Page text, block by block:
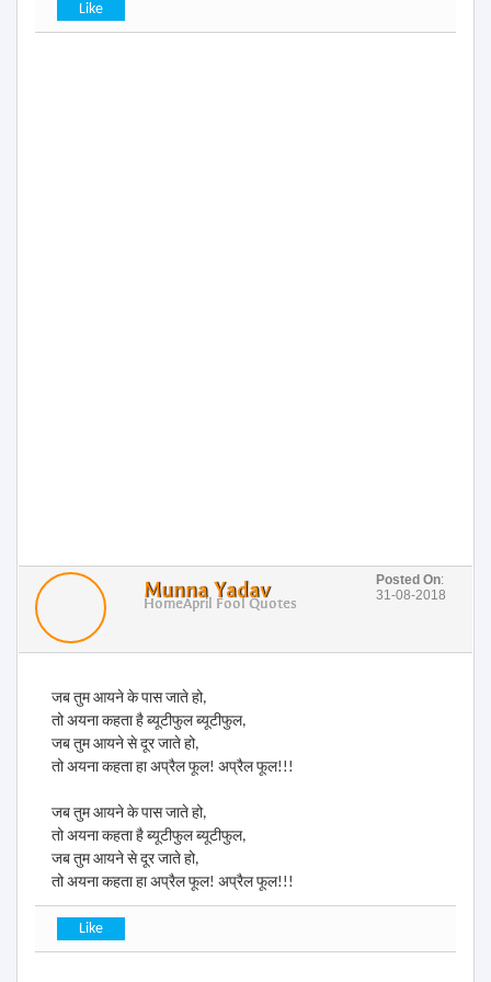
Munna Yadav
HomeApril Fool Quotes
Posted On:
31-08-2018
जब तुम आयने के पास जाते हो,
तो अयना कहता है ब्यूटीफुल ब्यूटीफुल,
जब तुम आयने से दूर जाते हो,
तो अयना कहता हा अप्रैल फूल! अप्रैल फूल!!!
जब तुम आयने के पास जाते हो,
तो अयना कहता है ब्यूटीफुल ब्यूटीफुल,
जब तुम आयने से दूर जाते हो,
तो अयना कहता हा अप्रैल फूल! अप्रैल फूल!!!